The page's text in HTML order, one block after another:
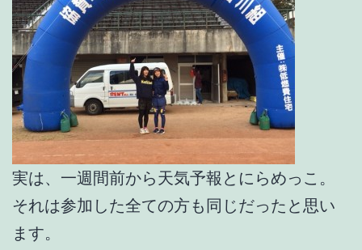
実は、一週間前から天気予報とにらめっこ。
それは参加した全ての方も同じだったと思い
ます。